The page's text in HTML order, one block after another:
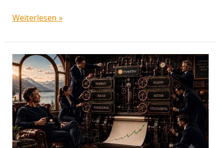
Weiterlesen »
Alles
zur
neuen
Privatrente:
Der
envestor
Altersvorsorgedepot-
Rechner